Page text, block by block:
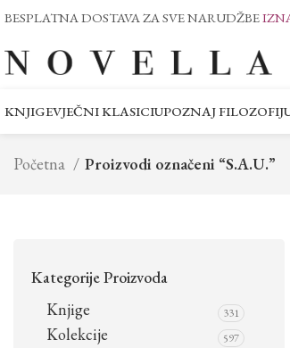
BESPLATNA DOSTAVA ZA SVE NARUDŽBE
KNJIGEVJEČNI KLASICIUPOZNAJ
Početna Proizvodi označeni “S.A.U.”
Kategorije Proizvoda
Knjige
331
Kolekcije 597